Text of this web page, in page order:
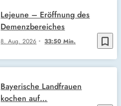
bookmark_border
8. Aug. 2026 33:50 Min.
Lejeune – Eröffnung des
Demenzbereiches
Bayerische Landfrauen
kochen auf…